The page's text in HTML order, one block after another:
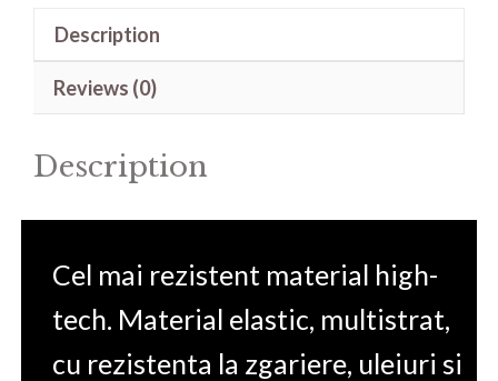
Description
Reviews (0)
Description
Cel mai rezistent material high-
tech. Material elastic, multistrat,
cu rezistenta la zgariere, uleiuri si